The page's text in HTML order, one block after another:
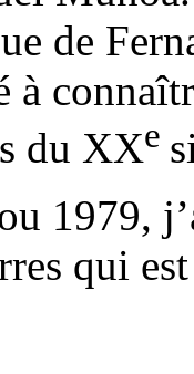
de
à
du XXe
1979,
qui